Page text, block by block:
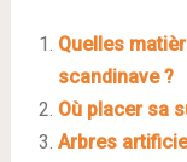
Quelles
scandinave ?
Où placer sa
Arbres